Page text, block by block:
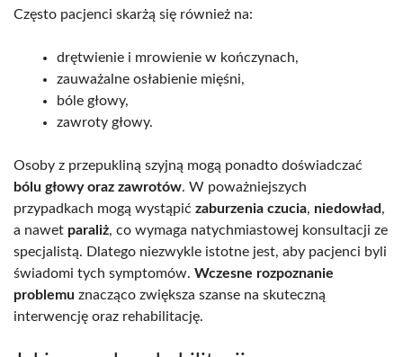
Często pacjenci skarżą się również na:
drętwienie i mrowienie w kończynach,
zauważalne osłabienie mięśni,
bóle głowy,
zawroty głowy.
Osoby z przepukliną szyjną mogą ponadto doświadczać
bólu głowy oraz zawrotów. W poważniejszych
przypadkach mogą wystąpić zaburzenia czucia, niedowład,
a nawet paraliż, co wymaga natychmiastowej konsultacji ze
specjalistą. Dlatego niezwykle istotne jest, aby pacjenci byli
świadomi tych symptomów. Wczesne rozpoznanie
problemu znacząco zwiększa szanse na skuteczną
interwencję oraz rehabilitację.